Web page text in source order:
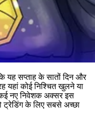
यह सप्ताह के सातों दिन और
यहां कोई निश्चित खुलने या
कई नए निवेशक अक्सर इस
ट्रेडिंग के लिए सबसे अच्छा